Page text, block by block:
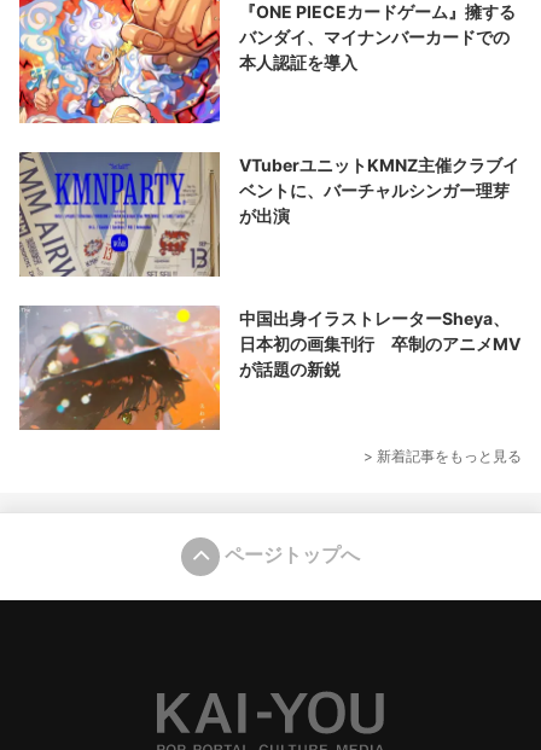
『ONE PIECEカードゲーム』擁する
バンダイ、マイナンバーカードでの
本人認証を導入
VTuberユニットKMNZ主催クラブイ
ベントに、バーチャルシンガー理芽
が出演
中国出身イラストレーターSheya、
日本初の画集刊行 卒制のアニメMV
が話題の新鋭
> 新着記事をもっと見る
ページトップへ